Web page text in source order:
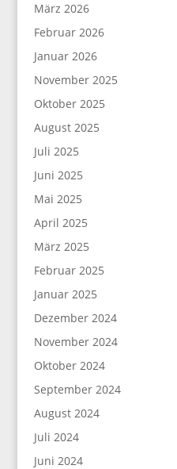
März 2026
Februar 2026
Januar 2026
November 2025
Oktober 2025
August 2025
Juli 2025
Juni 2025
Mai 2025
April 2025
März 2025
Februar 2025
Januar 2025
Dezember 2024
November 2024
Oktober 2024
September 2024
August 2024
Juli 2024
Juni 2024